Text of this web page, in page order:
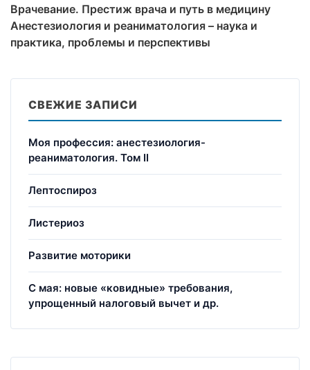
Врачевание. Престиж врача и путь в медицину
Анестезиология и реаниматология – наука и
практика, проблемы и перспективы
СВЕЖИЕ ЗАПИСИ
Моя профессия: анестезиология-
реаниматология. Том II
Лептоспироз
Листериоз
Развитие моторики
С мая: новые «ковидные» требования,
упрощенный налоговый вычет и др.